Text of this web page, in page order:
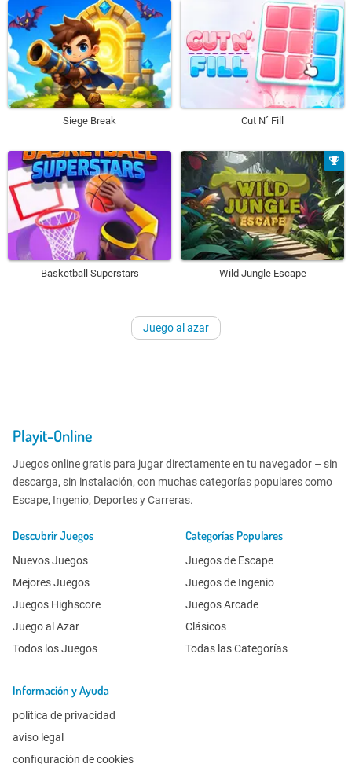
Siege Break Cut N´ Fill
Basketball Superstars Wild Jungle Escape
Juego al azar
Playit-Online
Juegos online gratis para jugar directamente en tu navegador – sin
descarga, sin instalación, con muchas categorías populares como
Escape, Ingenio, Deportes y Carreras.
Descubrir Juegos
Nuevos Juegos
Mejores Juegos
Juegos Highscore
Juego al Azar
Todos los Juegos
Categorías Populares
Juegos de Escape
Juegos de Ingenio
Juegos Arcade
Clásicos
Todas las Categorías
Información y Ayuda
política de privacidad
aviso legal
configuración de cookies